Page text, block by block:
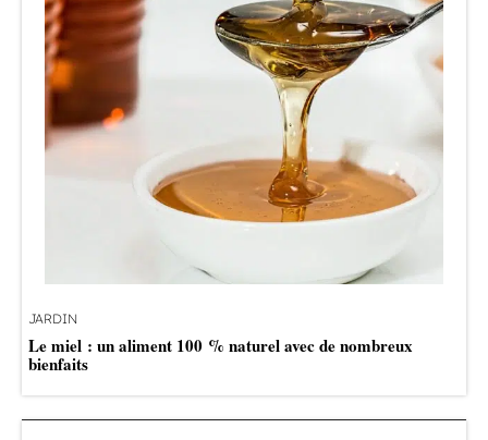
JARDIN
Le miel : un aliment 100 % naturel avec de nombreux
bienfaits